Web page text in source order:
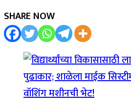
SHARE NOW